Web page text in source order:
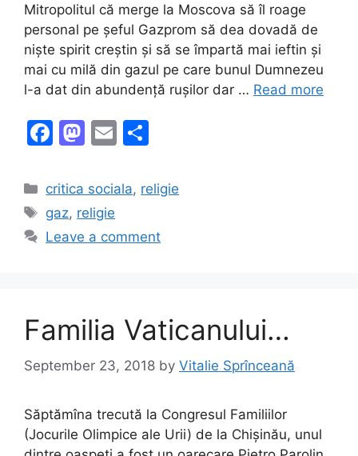
Mitropolitul că merge la Moscova să îl roage
personal pe șeful Gazprom să dea dovadă de
niște spirit creștin și să se împartă mai ieftin și
mai cu milă din gazul pe care bunul Dumnezeu
l-a dat din abundență rușilor dar … Read more
F
c
e
b
M
st
o
d
E
ai ar
Categories
critica sociala, religie
Tags
gaz, religie
Leave a comment
Familia Vaticanului…
September 23, 2018 by Vitalie Sprînceană
Săptămîna trecută la Congresul Familiilor
(Jocurile Olimpice ale Urii) de la Chișinău, unul